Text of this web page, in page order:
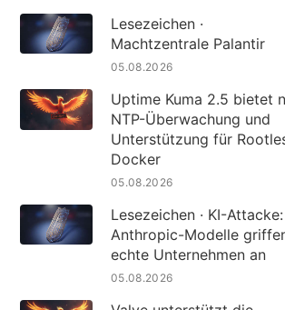
Lesezeichen ·
Machtzentrale Palantir
05.08.2026
Uptime Kuma 2.5 bietet
NTP-Überwachung und
Unterstützung für
Docker
05.08.2026
Lesezeichen · KI-
Anthropic-Modelle
echte Unternehmen an
05.08.2026